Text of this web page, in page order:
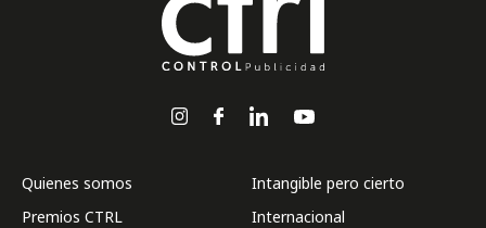
Quienes somos
Premios CTRL
Intangible pero cierto
Internacional